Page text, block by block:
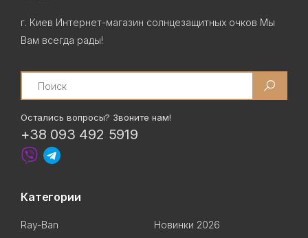
г. Киев Интернет-магазин солнцезащитных очков Мы
Вам всегда рады!
Search
Остались вопросы? Звоните нам!
+38 093 492 5919
Категории
Ray-Ban
Новинки 2026